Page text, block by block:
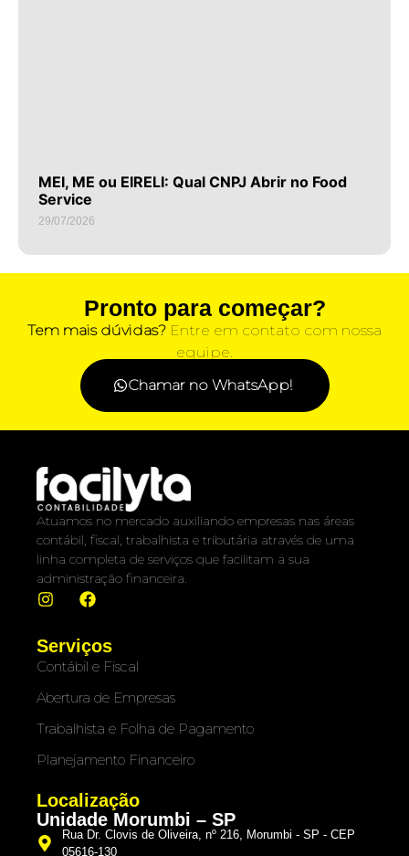
MEI, ME ou EIRELI: Qual CNPJ Abrir no Food
Service
29/07/2026
Pronto para começar?
Tem mais dúvidas? Entre em contato com nossa
equipe.
Chamar no WhatsApp!
Atuamos no mercado auxiliando empresas nas áreas
contábil, fiscal, trabalhista e tributária através de uma
linha completa de serviços que facilitam a sua
administração financeira.
Serviços
Contábil e Fiscal
Abertura de Empresas
Trabalhista e Folha de Pagamento
Planejamento Financeiro
Localização
Unidade Morumbi – SP
Rua Dr. Clovis de Oliveira, nº 216, Morumbi - SP - CEP
05616-130